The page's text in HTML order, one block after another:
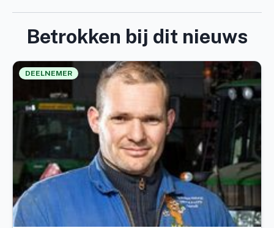
Betrokken bij dit nieuws
DEELNEMER